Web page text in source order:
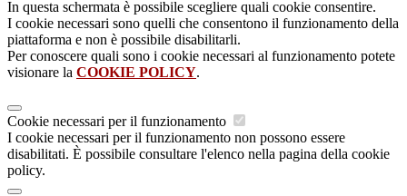
In questa schermata è possibile scegliere quali cookie consentire.
I cookie necessari sono quelli che consentono il funzionamento della
piattaforma e non è possibile disabilitarli.
Per conoscere quali sono i cookie necessari al funzionamento potete
visionare la COOKIE POLICY.
Cookie necessari per il funzionamento
I cookie necessari per il funzionamento non possono essere
disabilitati. È possibile consultare l'elenco nella pagina della cookie
policy.